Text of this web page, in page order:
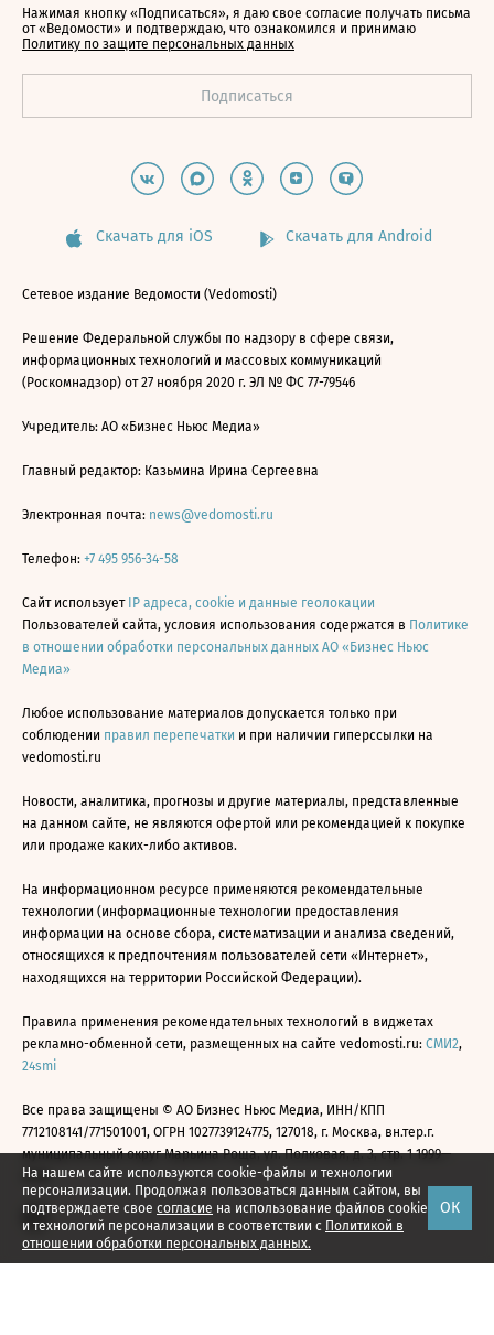
На нашем сайте используются cookie-файлы и технологии
персонализации. Продолжая пользоваться данным сайтом, вы
подтверждаете свое согласие на использование файлов cookie
и технологий персонализации в соответствии с Политикой в
отношении обработки персональных данных.
ОК
Нажимая кнопку «Подписаться», я даю свое согласие получать письма
от «Ведомости» и подтверждаю, что ознакомился и принимаю
Политику по защите персональных данных
Скачать для iOS Скачать для Android
Сетевое издание Ведомости (Vedomosti)
Решение Федеральной службы по надзору в сфере связи,
информационных технологий и массовых коммуникаций
(Роскомнадзор) от 27 ноября 2020 г. ЭЛ № ФС 77-79546
Учредитель: АО «Бизнес Ньюс Медиа»
Главный редактор: Казьмина Ирина Сергеевна
Электронная почта: news@vedomosti.ru
Телефон: +7 495 956-34-58
Сайт использует IP адреса, cookie и данные геолокации
Пользователей сайта, условия использования содержатся в Политике
в отношении обработки персональных данных АО «Бизнес Ньюс
Медиа»
Любое использование материалов допускается только при
соблюдении правил перепечатки и при наличии гиперссылки на
vedomosti.ru
Новости, аналитика, прогнозы и другие материалы, представленные
на данном сайте, не являются офертой или рекомендацией к покупке
или продаже каких-либо активов.
На информационном ресурсе применяются рекомендательные
технологии (информационные технологии предоставления
информации на основе сбора, систематизации и анализа сведений,
относящихся к предпочтениям пользователей сети «Интернет»,
находящихся на территории Российской Федерации).
Правила применения рекомендательных технологий в виджетах
рекламно-обменной сети, размещенных на сайте vedomosti.ru: СМИ2,
24smi
Все права защищены © АО Бизнес Ньюс Медиа, ИНН/КПП
7712108141/771501001, ОГРН 1027739124775, 127018, г. Москва, вн.тер.г.
муниципальный округ Марьина Роща, ул. Полковая, д. 3, стр. 1 1999—
2026